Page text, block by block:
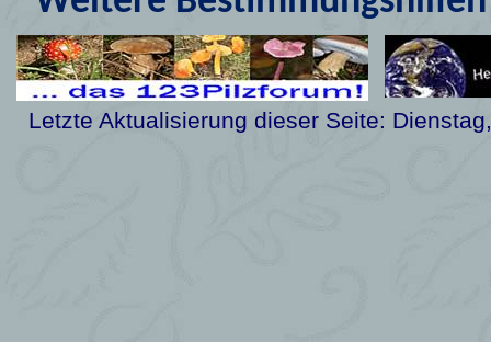
Letzte Aktualisierung dieser Seite: